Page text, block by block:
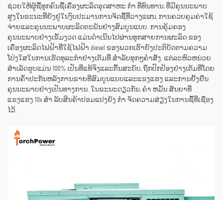
ຊ່ວຍໃຫ້ຜູ້ຊື້ທຸກຄົນຊື້ເຄື່ອງຜະລິດອຸດສາຫະ ກໍາ ທີ່ທົນທານ, ທີ່ມີຄຸນນະພາບ
ສູງໃນຂະນະທີ່ຍັງຢູ່ໃນງົບປະມານການຈັດຊື້ທີ່ວາງແຜນ, ການຄວບຄຸມຄ່າໃຊ້
ຈ່າຍແລະຄຸນນະພາບຜະລິດຕະພັນຢ່າງສົມບູນແບບ. ການຄຸ້ມຄອງ
ຄຸນນະພາບຢ່າງເຂັ້ມງວດ ແມ່ນດໍາເນີນໄປຜ່ານທຸກສາຍການຜະລິດ ຂອງ
ເຄື່ອງຜະລິດໄຟຟ້າທີ່ໃຊ້ໄຟຟ້າ diesel ຂອງພວກເຮົາຍັງປະຕິບັດຕາມຄວາມ
ໂປ່ງໃສໃນການເຮັດທຸລະກໍາຢ່າງເຕັມທີ່ ສໍາລັບທຸກໆຄໍາສັ່ງ. ແຕ່ລະຫົວຫນ່ວຍ
ສໍາເລັດຮູບແມ່ນ 100% ເປັນທີ່ແທ້ຈິງແລະຕົ້ນສະບັບ, ຖືກປົກປ້ອງຢ່າງເຕັມທີ່ໂດຍ
ການຄ້ໍາປະກັນຫລັງການຂາຍທີ່ສົມບູນແບບແລະແຂງແຮງ ແລະການຢັ້ງຢືນ
ຄຸນນະພາບຢ່າງເປັນທາງການ. ໃນຂະນະດຽວກັນ, ຄໍາ ຫມັ້ນ ສັນຍາທີ່
ແຂງແຮງ 10x ສໍາ ລັບສິນຄ້າປອມແປງຍັງ ກໍາ ຈັດຄວາມສ່ຽງໃນການຊື້ທີ່ເຊື່ອງ
ໄວ້.